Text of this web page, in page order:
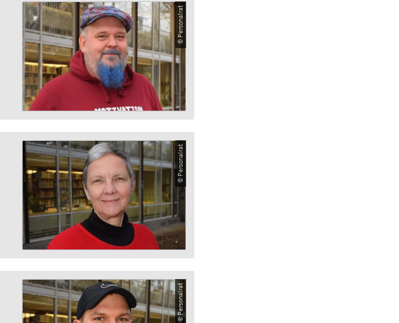
© Personalrat
© Personalrat
© Personalrat